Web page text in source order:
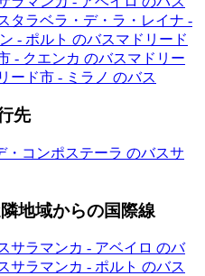
タラベラ・デ・ラ・レイナ -
- ポルト のバスマドリード
- クエンカ のバスマドリー
ード市 - ミラノ のバス
先
・コンポステーラ のバスサ
地域からの国際線
サラマンカ - アベイロ のバ
サラマンカ - ポルト のバス